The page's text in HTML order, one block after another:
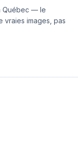
Québec — le
vraies images, pas